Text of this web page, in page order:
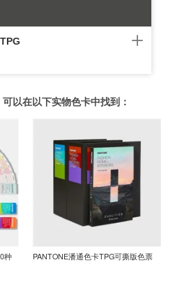
以在以下实物色卡中找到：
种
PANTONE潘通色卡TPG可撕版色票